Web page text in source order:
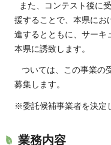
また、コンテスト後に
援することで、本県にお
進するとともに、サーキ
本県に誘致します。
ついては、この事業の
募集します。
※委託候補事業者を決定
業務内容